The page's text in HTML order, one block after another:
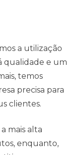
a utilização
qualidade e um
temos
precisa para
clientes.
mais alta
enquanto,